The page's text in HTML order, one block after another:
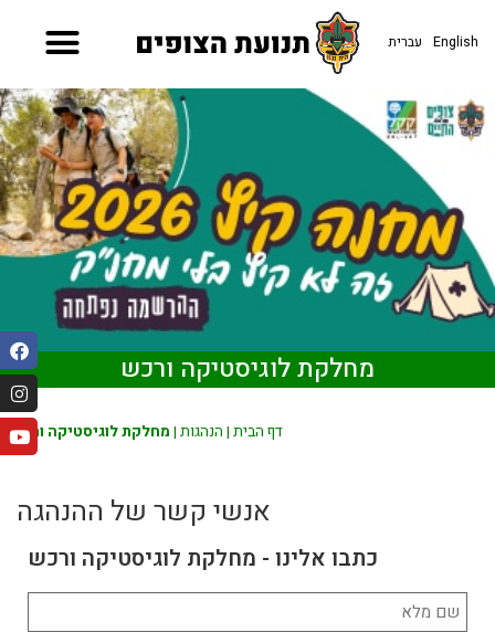
עברית English
מחלקת לוגיסטיקה ורכש
דף הבית | הנהגות | מחלקת לוגיסטיקה ורכש
אנשי קשר של ההנהגה
כתבו אלינו - מחלקת לוגיסטיקה ורכש